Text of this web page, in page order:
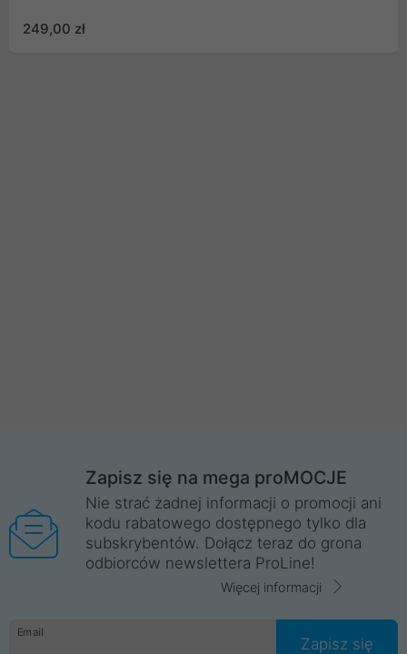
249,00 zł
Zapisz się na mega proMOCJE
Nie strać żadnej informacji o promocji ani
kodu rabatowego dostępnego tylko dla
subskrybentów. Dołącz teraz do grona
odbiorców newslettera ProLine!
Więcej informacji
Email
Zapisz się